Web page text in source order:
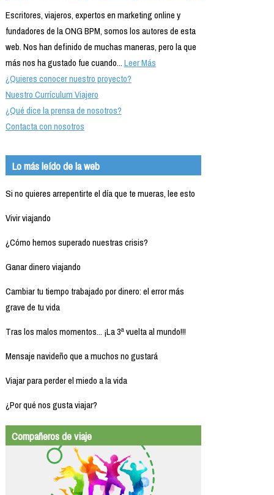
Escritores, viajeros, expertos en marketing online y
fundadores de la ONG BPM, somos los autores de esta
web. Nos han definido de muchas maneras, pero la que
más nos ha gustado fue cuando...Leer Más
¿Quieres conocer nuestro proyecto?
Nuestro Currículum Viajero
¿Qué dice la prensa de nosotros?
Contacta con nosotros
Lo más leído de la web
Si no quieres arrepentirte el día que te mueras, lee esto
Vivir viajando
¿Cómo hemos superado nuestras crisis?
Ganar dinero viajando
Cambiar tu tiempo trabajado por dinero: el error más
grave de tu vida
Tras los malos momentos... ¡La 3ª vuelta al mundo!!!
Mensaje navideño que a muchos no gustará
Viajar para perder el miedo a la vida
¿Por qué nos gusta viajar?
Compañeros de viaje